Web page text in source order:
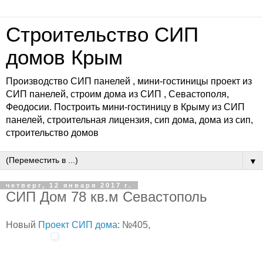
Строительство СИП
домов Крым
Производство СИП панелей , мини-гостиницы проект из
СИП панелей, строим дома из СИП , Севастополя,
Феодосии. Построить мини-гостиницу в Крыму из СИП
панелей, строительная лицензия, сип дома, дома из сип,
строительство домов
▼
четверг, 12 января 2017 г.
СИП Дом 78 кв.м Севастополь
Новый Проект СИП дома: №405,